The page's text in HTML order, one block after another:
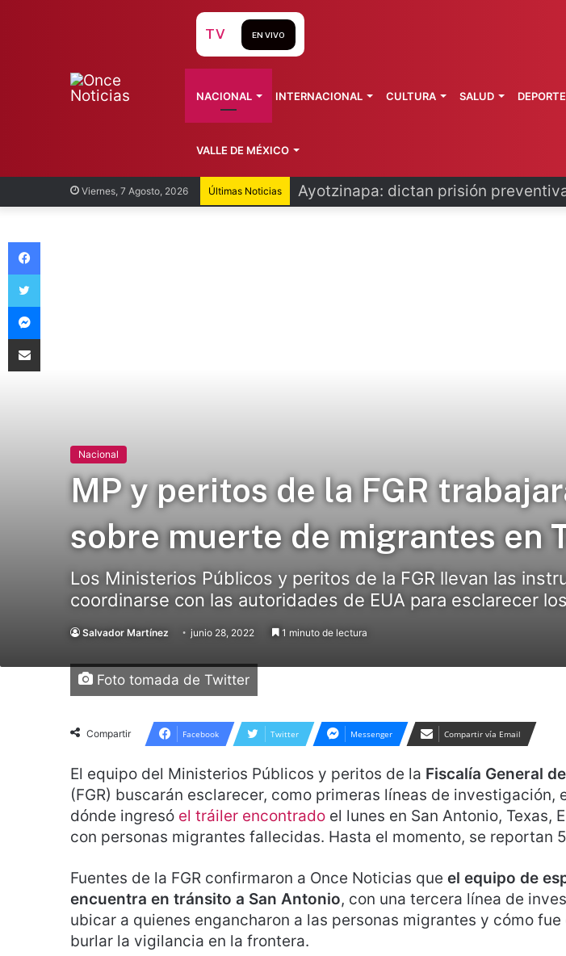
Viernes, 7 Agosto, 2026 Últimas Noticias Ayotzinapa: dictan prisión
TV EN VIVO
NACIONAL INTERNACIONAL CULTURA SALUD
VALLE DE MÉXICO
Nacional
MP y peritos de la FGR
sobre muerte de migrantes en
Los Ministerios Públicos y peritos de la FGR llevan las
coordinarse con las autoridades de EUA para esclarecer
Salvador Martínez junio 28, 2022 1 minuto de lectura
Foto tomada de Twitter
Compartir Facebook Twitter Messenger Compartir vía Email
El equipo del Ministerios Públicos y peritos de la Fiscalía General
(FGR) buscarán esclarecer, como primeras líneas de investigación,
dónde ingresó el tráiler encontrado el lunes en San Antonio, Texas,
con personas migrantes fallecidas. Hasta el momento, se reportan
Fuentes de la FGR confirmaron a Once Noticias que el equipo de
encuentra en tránsito a San Antonio, con una tercera línea de
ubicar a quienes engancharon a las personas migrantes y cómo fue
burlar la vigilancia en la frontera.
Facebook
Twitter
Messenger
Compartir vía Email